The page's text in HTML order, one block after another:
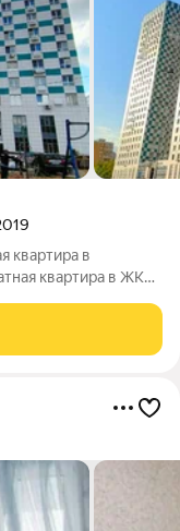
квартира в
квартира в ЖК